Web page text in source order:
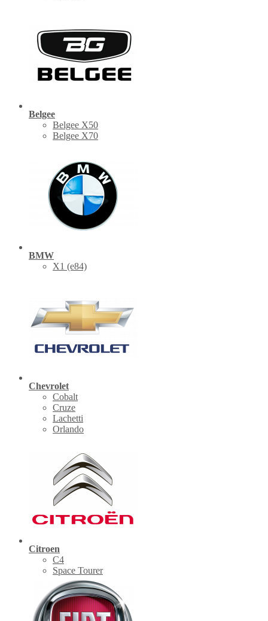
Belgee
Belgee X50
Belgee X70
BMW
X1 (е84)
Chevrolet
Cobalt
Cruze
Lachetti
Orlando
Citroen
C4
Space Tourer